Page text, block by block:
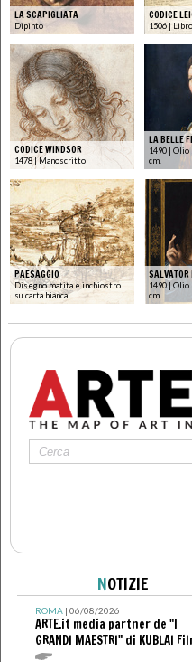
LA SCAPIGLIATA
Dipinto
CODICE
1506 |
CODICE WINDSOR
1478 | Manoscritto
LA BELLE
1490 | Olio
cm.
PAESAGGIO
Disegno matita e inchiostro
su carta bianca
1490 | Olio
cm.
NOTIZIE
ROMA| 06/08/2026
ARTE.it media partner de "I
GRANDI MAESTRI" di KUBLAI